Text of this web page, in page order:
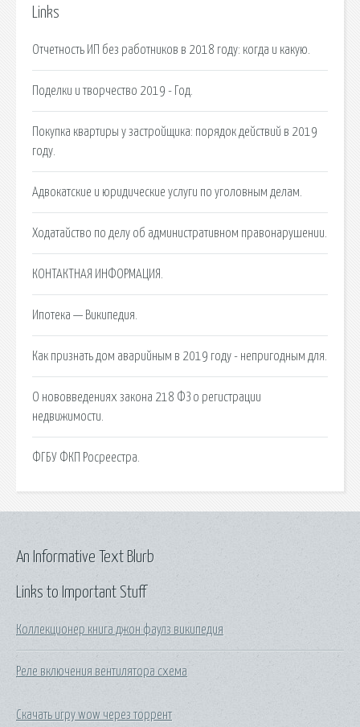
Links
Отчетность ИП без работников в 2018 году: когда и какую.
Поделки и творчество 2019 - Год.
Покупка квартиры у застройщика: порядок действий в 2019
году.
Адвокатские и юридические услуги по уголовным делам.
Ходатайство по делу об административном правонарушении.
КОНТАКТНАЯ ИНФОРМАЦИЯ.
Ипотека — Википедия.
Как признать дом аварийным в 2019 году - непригодным для.
О нововведениях закона 218 ФЗ о регистрации
недвижимости.
ФГБУ ФКП Росреестра.
Links to Important Stuff
Коллекционер книга джон фаулз википедия
Реле включения вентилятора схема
Скачать игру wow через торрент
An Informative Text Blurb